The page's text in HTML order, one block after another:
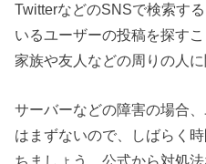
TwitterなどのSNSで検索す
いるユーザーの投稿を探す
家族や友人などの周りの人
サーバーなどの障害の場合
はまずないので、しばらく
ちましょう。公式から対処